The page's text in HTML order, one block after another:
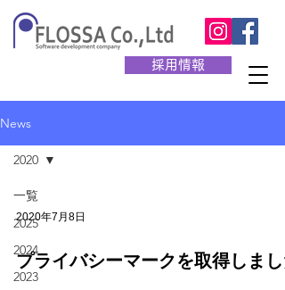
採用情報
News
一覧
2025
2024
2023
2020
2020年7月8日
プライバシーマークを取得しまし